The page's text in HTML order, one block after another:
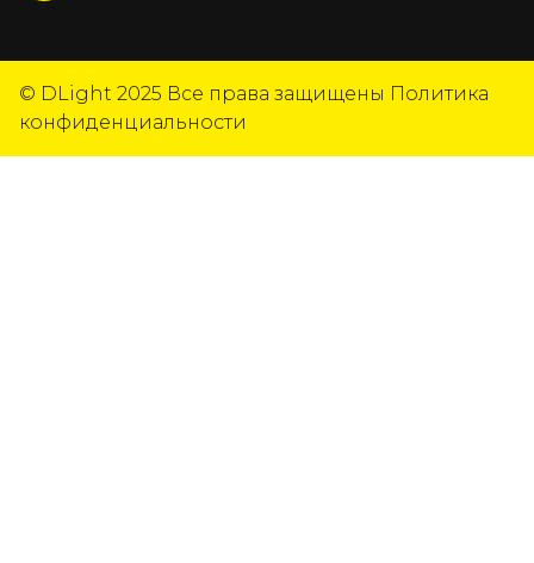
© DLight 2025 Все права защищены Политика
конфиденциальности